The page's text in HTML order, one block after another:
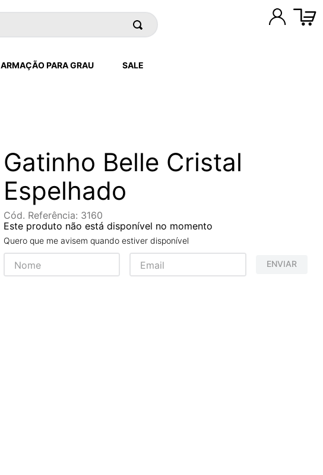
ARMAÇÃO PARA GRAU SALE
Gatinho Belle Cristal
Espelhado
Cód. Referência: 3160
Este produto não está disponível no momento
Quero que me avisem quando estiver disponível
ENVIAR